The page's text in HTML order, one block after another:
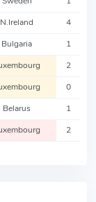
N.Ireland 4
Bulgaria 1
2
0
Belarus 1
2